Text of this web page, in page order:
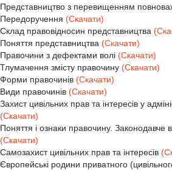
Представництво з перевищенням
Передоручення (Скачати)
Склад правовідносин представництва
Поняття представництва (Скачати)
Правочини з дефектами волі (Скачати)
Тлумачення змісту правочину (Скачати)
Форми правочинів (Скачати)
Види правочинів (Скачати)
Захист цивільних прав та інтересів у
(Скачати)
Поняття і ознаки правочину. Законодавче
(Скачати)
Самозахист цивільних прав та інтересів
Європейські родини приватного